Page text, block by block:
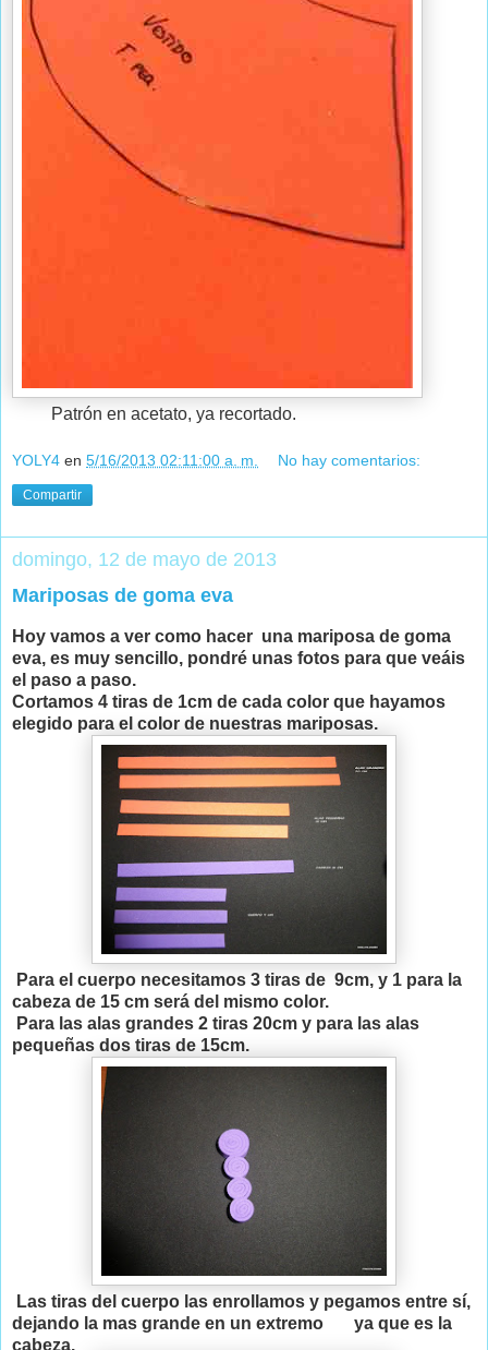
Patrón en acetato, ya recortado.
YOLY4 en 5/16/2013 02:11:00 a. m. No hay comentarios:
Compartir
domingo, 12 de mayo de 2013
Mariposas de goma eva
Hoy vamos a ver como hacer una mariposa de goma
eva, es muy sencillo, pondré unas fotos para que veáis
el paso a paso.
Cortamos 4 tiras de 1cm de cada color que hayamos
elegido para el color de nuestras mariposas.
Para el cuerpo necesitamos 3 tiras de 9cm, y 1 para la
cabeza de 15 cm será del mismo color.
Para las alas grandes 2 tiras 20cm y para las alas
pequeñas dos tiras de 15cm.
Las tiras del cuerpo las enrollamos y pegamos entre sí,
dejando la mas grande en un extremo ya que es la
cabeza.